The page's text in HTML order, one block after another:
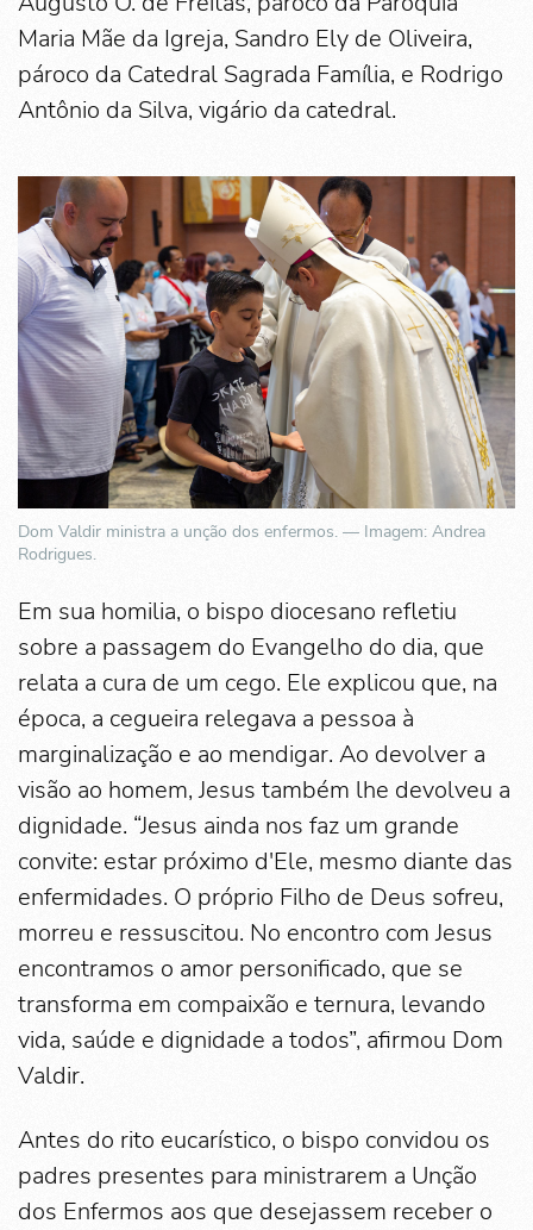
Maria Mãe da Igreja, Sandro Ely de Oliveira,
pároco da Catedral Sagrada Família, e Rodrigo
Antônio da Silva, vigário da catedral.
Dom Valdir ministra a unção dos enfermos. — Imagem: Andrea
Rodrigues.
Em sua homilia, o bispo diocesano refletiu
sobre a passagem do Evangelho do dia, que
relata a cura de um cego. Ele explicou que, na
época, a cegueira relegava a pessoa à
marginalização e ao mendigar. Ao devolver a
visão ao homem, Jesus também lhe devolveu a
dignidade. “Jesus ainda nos faz um grande
convite: estar próximo d'Ele, mesmo diante das
enfermidades. O próprio Filho de Deus sofreu,
morreu e ressuscitou. No encontro com Jesus
encontramos o amor personificado, que se
transforma em compaixão e ternura, levando
vida, saúde e dignidade a todos”, afirmou Dom
Valdir.
Antes do rito eucarístico, o bispo convidou os
padres presentes para ministrarem a Unção
dos Enfermos aos que desejassem receber o